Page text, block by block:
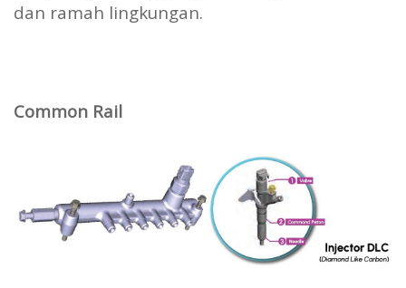
dan ramah lingkungan.
Common Rail